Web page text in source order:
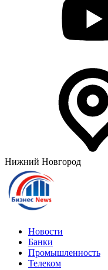
Нижний Новгород
Новости
Банки
Промышленность
Телеком